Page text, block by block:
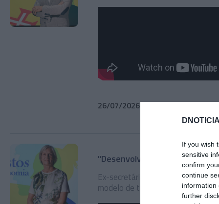
If you wish
sensitive
confirm
continue
information
further
26/07/2026 51min 15s
"Desenvolvimento é mais
Ex-secretária regional defende
modelo de turismo massificado.